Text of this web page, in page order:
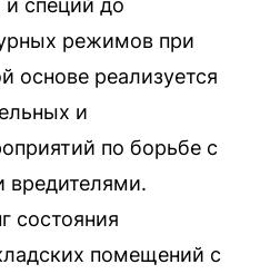
специй до
режимов при
основе реализуется
и
по борьбе с
вредителями.
состояния
помещений с